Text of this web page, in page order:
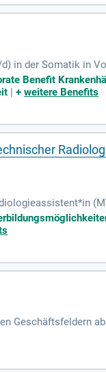
in der Somatik in
Mitarbeitende. Ihre
der
Werden Sie
Sie die
Benefit
|+weitere Benefits
Geschäftsfeldern
und